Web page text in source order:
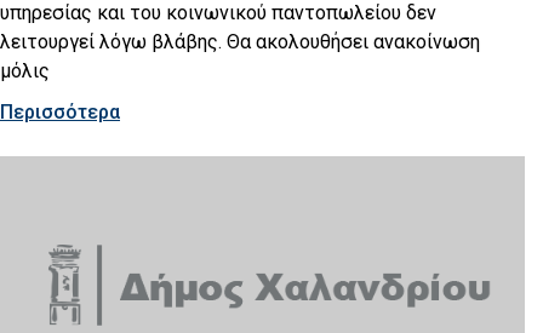
υπηρεσίας και του κοινωνικού παντοπωλείου δεν
λειτουργεί λόγω βλάβης. Θα ακολουθήσει ανακοίνωση
μόλις
Περισσότερα